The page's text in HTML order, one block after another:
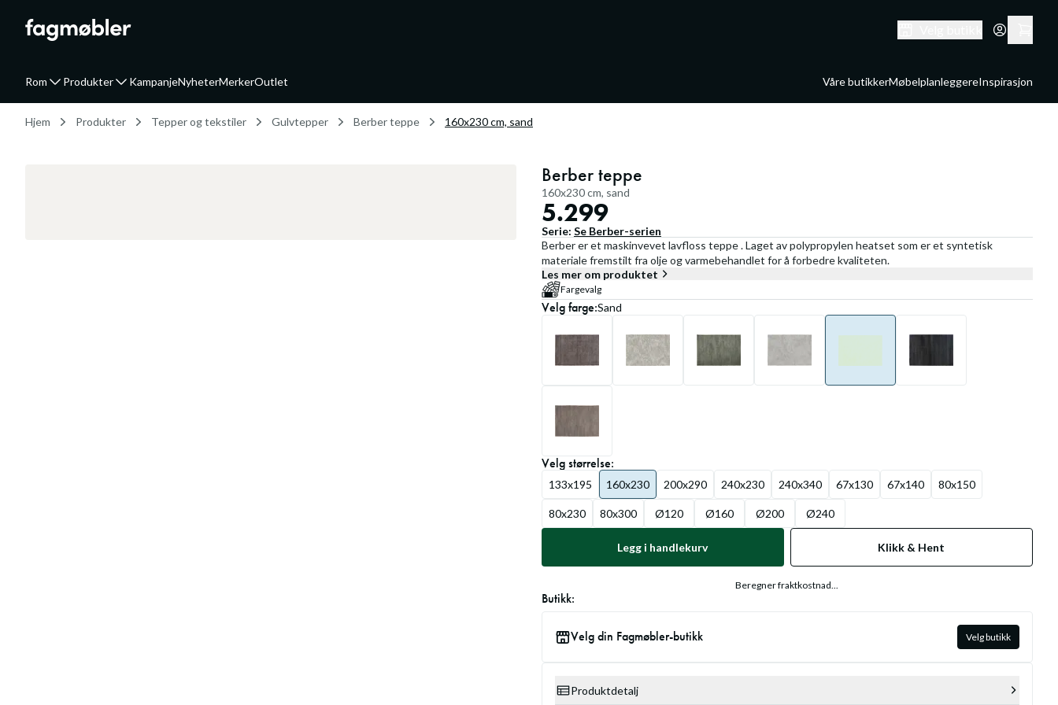
Rom Produkter KampanjeNyheterMerkerOutlet Våre butikkerMøbelplanleggereInspirasjon
Hjem Produkter Tepper og tekstiler Gulvtepper Berber teppe 160x230 cm, sand
Berber teppe
160x230 cm, sand
5.299
Serie: Se Berber-serien
Berber er et maskinvevet lavfloss teppe . Laget av polypropylen heatset som er et syntetisk
materiale fremstilt fra olje og varmebehandlet for å forbedre kvaliteten.
Les mer om produktet
Fargevalg
Velgfarge:Sand
Velgstørrelse:
133x195 160x230 200x290 240x230 240x340 67x130 67x140 80x150
80x230 80x300 Ø120 Ø160 Ø200 Ø240
Legg i handlekurv Klikk & Hent
Beregner fraktkostnad...
Butikk:
Velg din Fagmøbler-butikk Velg butikk
Produktdetalj